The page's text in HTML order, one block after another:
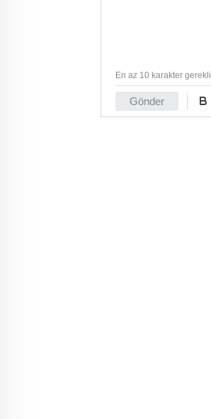
Gönder
En az 10 karakter gerekli